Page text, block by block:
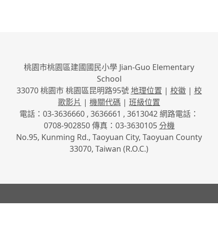
桃園市桃園區建國國民小學 Jian-Guo Elementary
School
33070 桃園市 桃園區昆明路95號地理位置 | 校徽| 校
歌影片 | 機關代碼 | 班級位置
電話：03-3636660 , 3636661 , 3613042 網路電話：
0708-902850 傳真：03-3630105分機
No.95, Kunming Rd., Taoyuan City, Taoyuan County
33070, Taiwan (R.O.C.)